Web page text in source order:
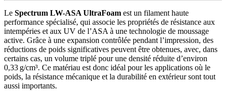
Le Spectrum LW-ASA UltraFoam est un filament haute
performance spécialisé, qui associe les propriétés de résistance aux
intempéries et aux UV de l’ASA à une technologie de moussage
active. Grâce à une expansion contrôlée pendant l’impression, des
réductions de poids significatives peuvent être obtenues, avec, dans
certains cas, un volume triplé pour une densité réduite d’environ
0,33 g/cm³. Ce matériau est donc idéal pour les applications où le
poids, la résistance mécanique et la durabilité en extérieur sont tout
aussi importants.